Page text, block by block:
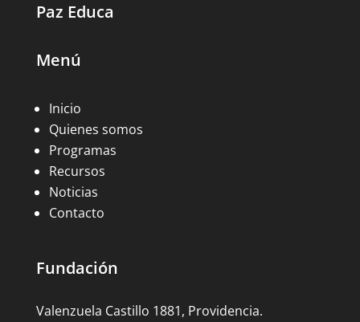
Paz Educa
Menú
Inicio
Quienes somos
Programas
Recursos
Noticias
Contacto
Fundación
Valenzuela Castillo 1881, Providencia.